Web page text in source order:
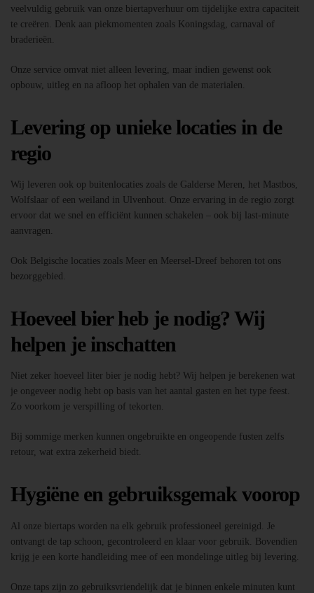
veelvuldig gebruik van onze biertapverhuur om tijdelijke extra capaciteit
te creëren. Denk aan piekmomenten zoals Koningsdag, carnaval of
braderieën.
Onze service omvat niet alleen levering, maar indien gewenst ook
opbouw, uitleg en na afloop het ophalen van de materialen.
Levering op unieke locaties in de
regio
Wij leveren ook op buitenlocaties zoals de Galderse Meren, het Mastbos,
Wolfslaar of een weiland in Ulvenhout. Onze ervaring in de regio zorgt
ervoor dat we snel en efficiënt kunnen schakelen – ook bij last-minute
aanvragen.
Ook Belgische locaties zoals Meer en Meersel-Dreef behoren tot ons
bezorggebied.
Hoeveel bier heb je nodig? Wij
helpen je inschatten
Niet zeker hoeveel liter bier je nodig hebt? Wij helpen je berekenen wat
je ongeveer nodig hebt op basis van het aantal gasten en het type feest.
Zo voorkom je verspilling of tekorten.
Bij sommige merken kunnen ongebruikte en ongeopende fusten zelfs
retour, wat extra zekerheid biedt.
Hygiëne en gebruiksgemak voorop
Al onze biertaps worden na elk gebruik professioneel gereinigd. Je
ontvangt de tap schoon, gecontroleerd en klaar voor gebruik. Bovendien
krijg je een korte handleiding mee of een mondelinge uitleg bij levering.
Onze taps zijn zo gebruiksvriendelijk dat je binnen enkele minuten kunt